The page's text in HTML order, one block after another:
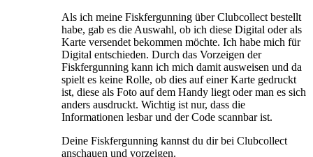
Als ich meine Fiskfergunning über Clubcollect bestellt
habe, gab es die Auswahl, ob ich diese Digital oder als
Karte versendet bekommen möchte. Ich habe mich für
Digital entschieden. Durch das Vorzeigen der
Fiskfergunning kann ich mich damit ausweisen und da
spielt es keine Rolle, ob dies auf einer Karte gedruckt
ist, diese als Foto auf dem Handy liegt oder man es sich
anders ausdruckt. Wichtig ist nur, dass die
Informationen lesbar und der Code scannbar ist.
Deine Fiskfergunning kannst du dir bei Clubcollect
anschauen und vorzeigen.